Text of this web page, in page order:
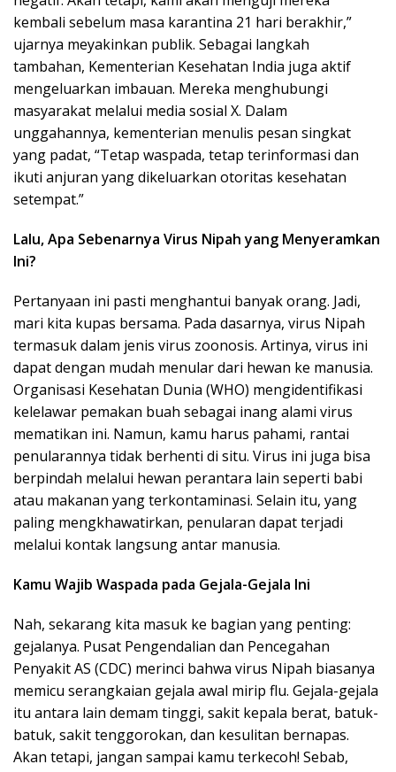
kembali sebelum masa karantina 21 hari berakhir,”
ujarnya meyakinkan publik. Sebagai langkah
tambahan, Kementerian Kesehatan India juga aktif
mengeluarkan imbauan. Mereka menghubungi
masyarakat melalui media sosial X. Dalam
unggahannya, kementerian menulis pesan singkat
yang padat, “Tetap waspada, tetap terinformasi dan
ikuti anjuran yang dikeluarkan otoritas kesehatan
setempat.”
Lalu, Apa Sebenarnya Virus Nipah yang Menyeramkan
Ini?
Pertanyaan ini pasti menghantui banyak orang. Jadi,
mari kita kupas bersama. Pada dasarnya, virus Nipah
termasuk dalam jenis virus zoonosis. Artinya, virus ini
dapat dengan mudah menular dari hewan ke manusia.
Organisasi Kesehatan Dunia (WHO) mengidentifikasi
kelelawar pemakan buah sebagai inang alami virus
mematikan ini. Namun, kamu harus pahami, rantai
penularannya tidak berhenti di situ. Virus ini juga bisa
berpindah melalui hewan perantara lain seperti babi
atau makanan yang terkontaminasi. Selain itu, yang
paling mengkhawatirkan, penularan dapat terjadi
melalui kontak langsung antar manusia.
Kamu Wajib Waspada pada Gejala-Gejala Ini
Nah, sekarang kita masuk ke bagian yang penting:
gejalanya. Pusat Pengendalian dan Pencegahan
Penyakit AS (CDC) merinci bahwa virus Nipah biasanya
memicu serangkaian gejala awal mirip flu. Gejala-gejala
itu antara lain demam tinggi, sakit kepala berat, batuk-
batuk, sakit tenggorokan, dan kesulitan bernapas.
Akan tetapi, jangan sampai kamu terkecoh! Sebab,